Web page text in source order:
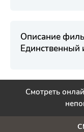
Описание
Единственный
Смотреть